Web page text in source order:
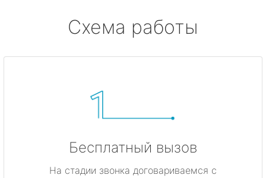
Схема работы
Бесплатный вызов
На стадии звонка договариваемся с